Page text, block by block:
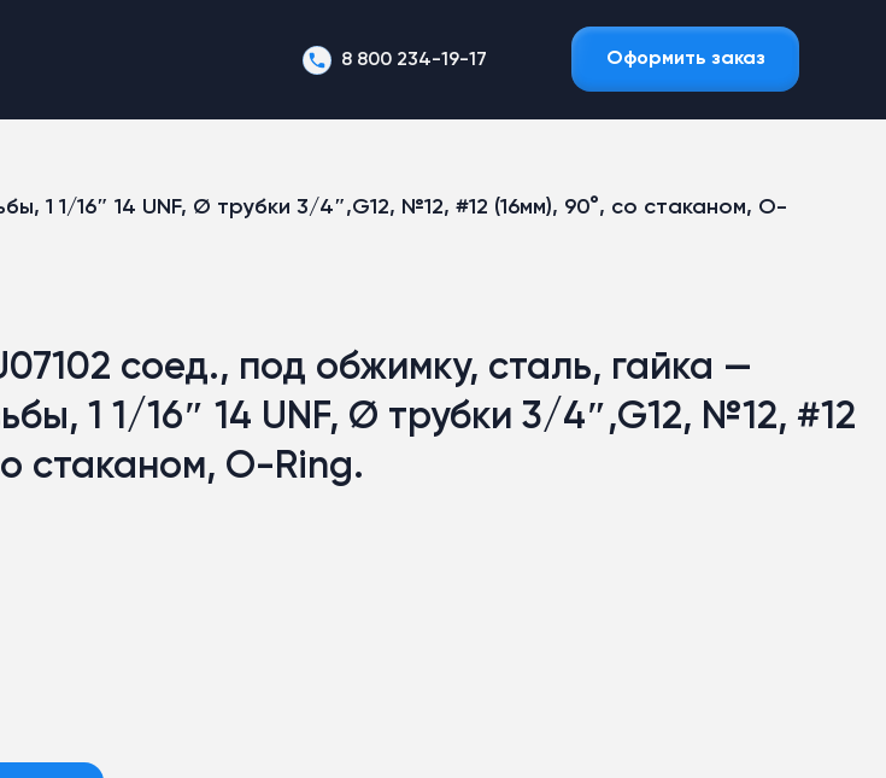
8 800 234-19-17 Оформить заказ
1 1/16″ 14 UNF, Ø трубки 3/4″,G12, №12, #12 (16мм), 90°, со стаканом, O-
соед., под обжимку, сталь, гайка —
1 1/16″ 14 UNF, Ø трубки 3/4″,G12, №12, #12
стаканом, O-Ring.